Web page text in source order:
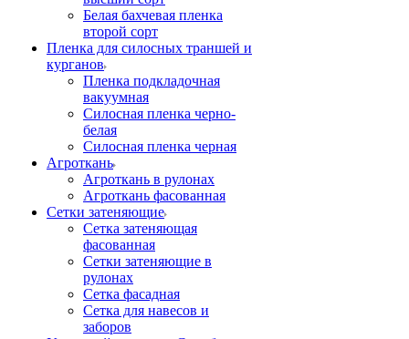
Белая бахчевая пленка
второй сорт
Пленка для силосных траншей и
курганов
Пленка подкладочная
вакуумная
Силосная пленка черно-
белая
Силосная пленка черная
Агроткань
Агроткань в рулонах
Агроткань фасованная
Сетки затеняющие
Сетка затеняющая
фасованная
Сетки затеняющие в
рулонах
Сетка фасадная
Сетка для навесов и
заборов